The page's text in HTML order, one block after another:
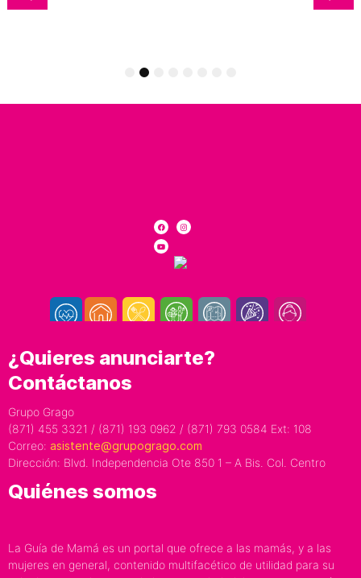
5
¿Quieres anunciarte?
Contáctanos
Grupo Grago
(871) 455 3321 / (871) 193 0962 / (871) 793 0584 Ext: 108
Correo: asistente@grupogrago.com
Dirección: Blvd. Independencia Ote 850 1 – A Bis. Col. Centro
Quiénes somos
La Guía de Mamá es un portal que ofrece a las mamás, y a las
mujeres en general, contenido multifacético de utilidad para su